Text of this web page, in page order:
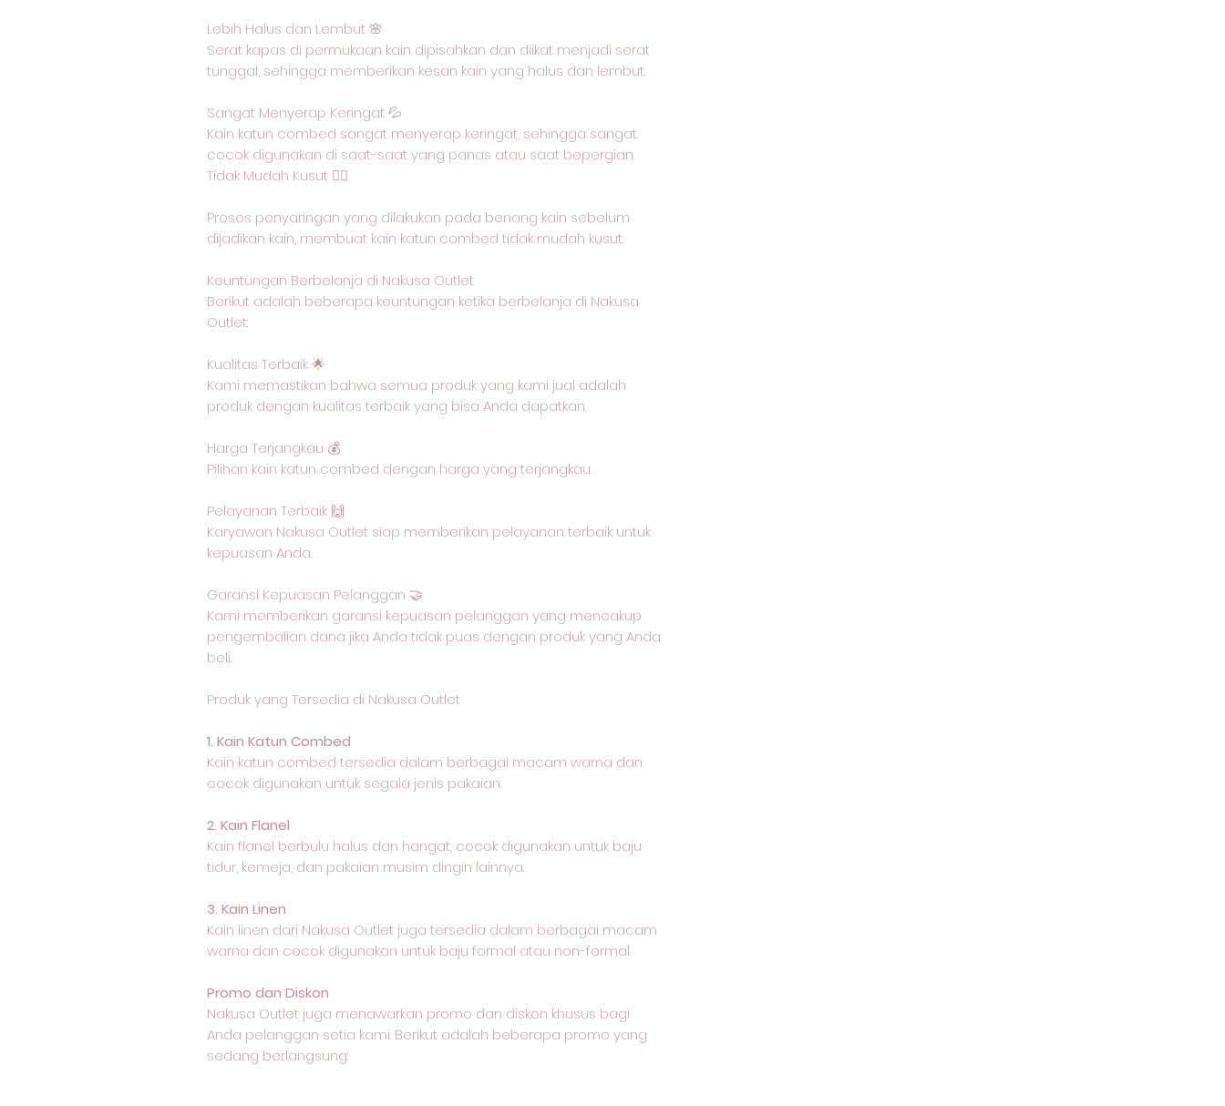
Lebih Halus dan Lembut 🌸
Serat kapas di permukaan kain dipisahkan dan diikat menjadi serat
tunggal, sehingga memberikan kesan kain yang halus dan lembut.
Sangat Menyerap Keringat 💦
Kain katun combed sangat menyerap keringat, sehingga sangat
cocok digunakan di saat-saat yang panas atau saat bepergian.
Tidak Mudah Kusut 🙅‍♂️
Proses penyaringan yang dilakukan pada benang kain sebelum
dijadikan kain, membuat kain katun combed tidak mudah kusut.
Keuntungan Berbelanja di Nakusa Outlet
Berikut adalah beberapa keuntungan ketika berbelanja di Nakusa
Outlet:
Kualitas Terbaik 🌟
Kami memastikan bahwa semua produk yang kami jual adalah
produk dengan kualitas terbaik yang bisa Anda dapatkan.
Harga Terjangkau 💰
Pilihan kain katun combed dengan harga yang terjangkau.
Pelayanan Terbaik 🙌
Karyawan Nakusa Outlet siap memberikan pelayanan terbaik untuk
kepuasan Anda.
Garansi Kepuasan Pelanggan 🤝
Kami memberikan garansi kepuasan pelanggan yang mencakup
pengembalian dana jika Anda tidak puas dengan produk yang Anda
beli.
Produk yang Tersedia di Nakusa Outlet
1. Kain Katun Combed
Kain katun combed tersedia dalam berbagai macam warna dan
cocok digunakan untuk segala jenis pakaian.
2. Kain Flanel
Kain flanel berbulu halus dan hangat, cocok digunakan untuk baju
tidur, kemeja, dan pakaian musim dingin lainnya.
3. Kain Linen
Kain linen dari Nakusa Outlet juga tersedia dalam berbagai macam
warna dan cocok digunakan untuk baju formal atau non-formal.
Promo dan Diskon
Nakusa Outlet juga menawarkan promo dan diskon khusus bagi
Anda pelanggan setia kami. Berikut adalah beberapa promo yang
sedang berlangsung: